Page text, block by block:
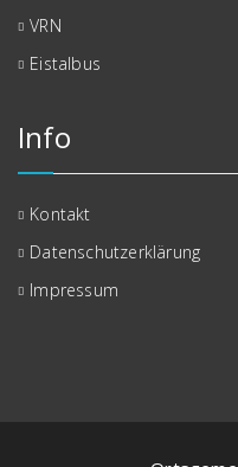
VRN
Eistalbus
Info
Kontakt
Datenschutzerklärung
Impressum